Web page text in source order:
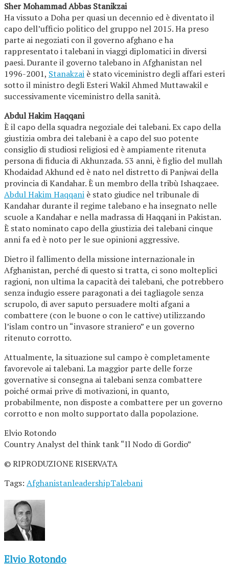
Sher Mohammad Abbas Stanikzai
Ha vissuto a Doha per quasi un decennio ed è diventato il
capo dell’ufficio politico del gruppo nel 2015. Ha preso
parte ai negoziati con il governo afghano e ha
rappresentato i talebani in viaggi diplomatici in diversi
paesi. Durante il governo talebano in Afghanistan nel
1996-2001, Stanakzai è stato viceministro degli affari esteri
sotto il ministro degli Esteri Wakil Ahmed Muttawakil e
successivamente viceministro della sanità.
Abdul Hakim Haqqani
È il capo della squadra negoziale dei talebani. Ex capo della
giustizia ombra dei talebani è a capo del suo potente
consiglio di studiosi religiosi ed è ampiamente ritenuta
persona di fiducia di Akhunzada. 53 anni, è figlio del mullah
Khodaidad Akhund ed è nato nel distretto di Panjwai della
provincia di Kandahar. È un membro della tribù Ishaqzaee.
Abdul Hakim Haqqani è stato giudice nel tribunale di
Kandahar durante il regime talebano e ha insegnato nelle
scuole a Kandahar e nella madrassa di Haqqani in Pakistan.
È stato nominato capo della giustizia dei talebani cinque
anni fa ed è noto per le sue opinioni aggressive.
Dietro il fallimento della missione internazionale in
Afghanistan, perché di questo si tratta, ci sono molteplici
ragioni, non ultima la capacità dei talebani, che potrebbero
senza indugio essere paragonati a dei tagliagole senza
scrupolo, di aver saputo persuadere molti afgani a
combattere (con le buone o con le cattive) utilizzando
l’islam contro un “invasore straniero” e un governo
ritenuto corrotto.
Attualmente, la situazione sul campo è completamente
favorevole ai talebani. La maggior parte delle forze
governative si consegna ai talebani senza combattere
poiché ormai prive di motivazioni, in quanto,
probabilmente, non disposte a combattere per un governo
corrotto e non molto supportato dalla popolazione.
Elvio Rotondo
Country Analyst del think tank “Il Nodo di Gordio”
© RIPRODUZIONE RISERVATA
Tags: AfghanistanleadershipTalebani
Elvio Rotondo